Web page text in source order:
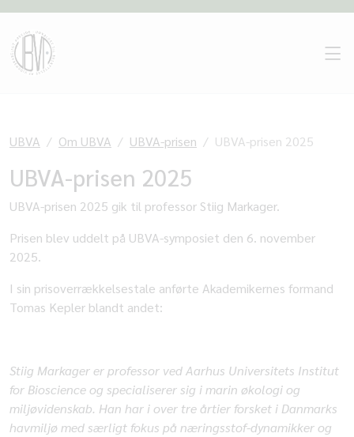
UBVA Om UBVA UBVA-prisen UBVA-prisen 2025
UBVA-prisen 2025
UBVA-prisen 2025 gik til professor Stiig Markager.
Prisen blev uddelt på UBVA-symposiet den 6. november
2025.
I sin prisoverrækkelsestale anførte Akademikernes formand
Tomas Kepler blandt andet:
Stiig Markager er professor ved Aarhus Universitets Institut
for Bioscience og specialiserer sig i marin økologi og
miljøvidenskab. Han har i over tre årtier forsket i Danmarks
havmiljø med særligt fokus på næringsstof-dynamikker og